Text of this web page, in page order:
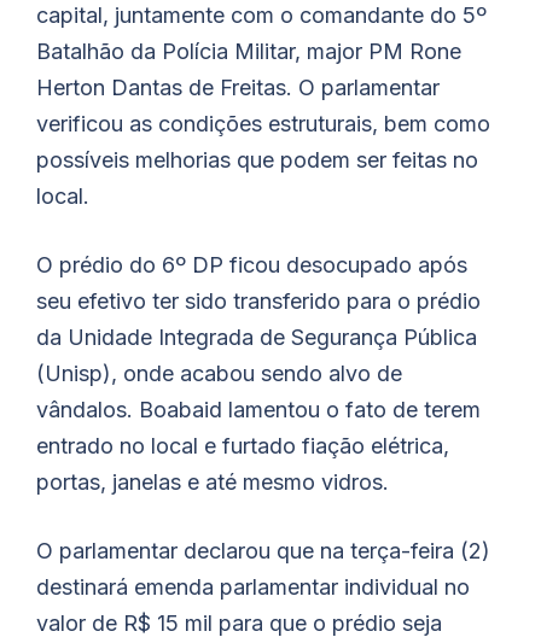
capital, juntamente com o comandante do 5º
Batalhão da Polícia Militar, major PM Rone
Herton Dantas de Freitas. O parlamentar
verificou as condições estruturais, bem como
possíveis melhorias que podem ser feitas no
local.
O prédio do 6º DP ficou desocupado após
seu efetivo ter sido transferido para o prédio
da Unidade Integrada de Segurança Pública
(Unisp), onde acabou sendo alvo de
vândalos. Boabaid lamentou o fato de terem
entrado no local e furtado fiação elétrica,
portas, janelas e até mesmo vidros.
O parlamentar declarou que na terça-feira (2)
destinará emenda parlamentar individual no
valor de R$ 15 mil para que o prédio seja